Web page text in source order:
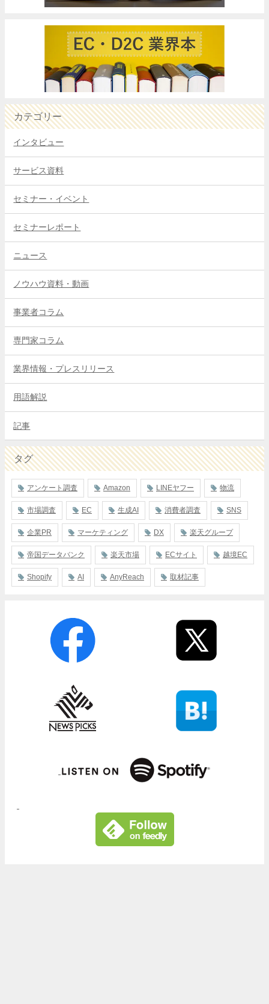
カテゴリー
インタビュー
サービス資料
セミナー・イベント
セミナーレポート
ニュース
ノウハウ資料・動画
事業者コラム
専門家コラム
業界情報・プレスリリース
用語解説
記事
タグ
アンケート調査 Amazon LINEヤフー 物流
市場調査 EC 生成AI 消費者調査 SNS
企業PR マーケティング DX 楽天グループ
帝国データバンク 楽天市場 ECサイト 越境EC
Shopify AI AnyReach 取材記事